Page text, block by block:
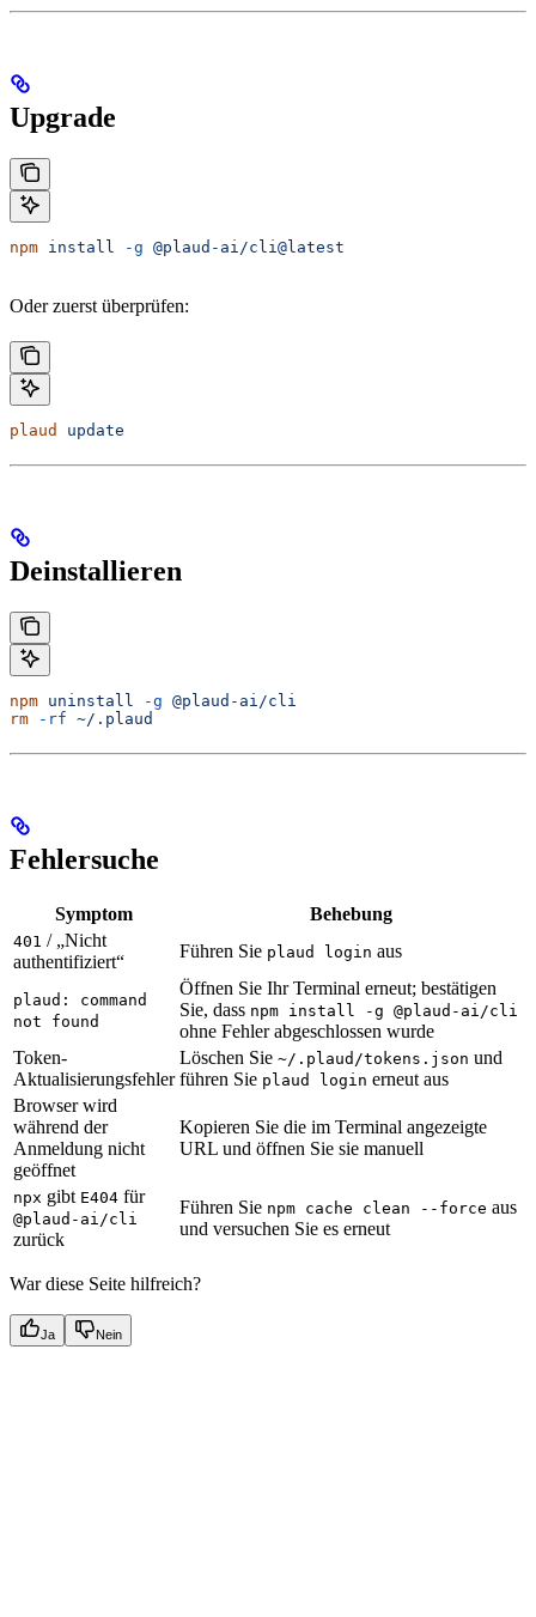
Upgrade
npm install -g @plaud-ai/cli@latest
Oder zuerst überprüfen:
plaud update
Deinstallieren
npm uninstall -g @plaud-ai/cli
rm -rf ~/.plaud
Fehlersuche
Symptom Behebung
401 / „Nicht
authentifiziert“
Führen Sie plaud login aus
plaud: command
not found
Öffnen Sie Ihr Terminal erneut; bestätigen
Sie, dass npm install -g @plaud-ai/cli
ohne Fehler abgeschlossen wurde
Token-
Aktualisierungsfehler
Löschen Sie ~/.plaud/tokens.json und
führen Sie plaud login erneut aus
Browser wird
während der
Anmeldung nicht
geöffnet
Kopieren Sie die im Terminal angezeigte
URL und öffnen Sie sie manuell
npx gibt E404 für
@plaud-ai/cli
zurück
Führen Sie npm cache clean --force aus
und versuchen Sie es erneut
War diese Seite hilfreich?
Ja Nein